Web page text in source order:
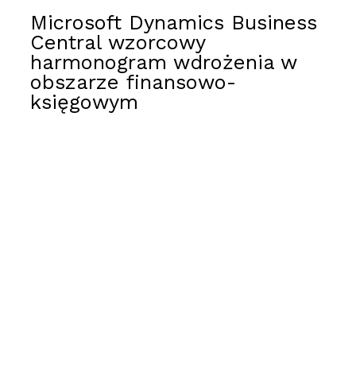
Microsoft Dynamics Business
Central wzorcowy
harmonogram wdrożenia w
obszarze finansowo-
księgowym